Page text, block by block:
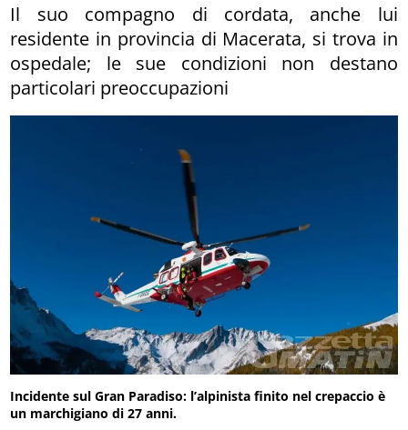
Il suo compagno di cordata, anche lui
residente in provincia di Macerata, si trova in
ospedale; le sue condizioni non destano
particolari preoccupazioni
Incidente sul Gran Paradiso: l’alpinista finito nel crepaccio è
un marchigiano di 27 anni.